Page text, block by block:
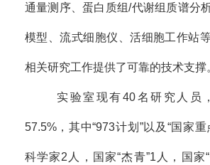
通量测序、蛋白质组/代谢组质谱分
模型、流式细胞仪、活细胞工作站
相关研究工作提供了可靠的技术支撑
实验室现有40名研究人员，
57.5%，其中“973计划”以及“国家
科学家2人，国家“杰青”1人，国家